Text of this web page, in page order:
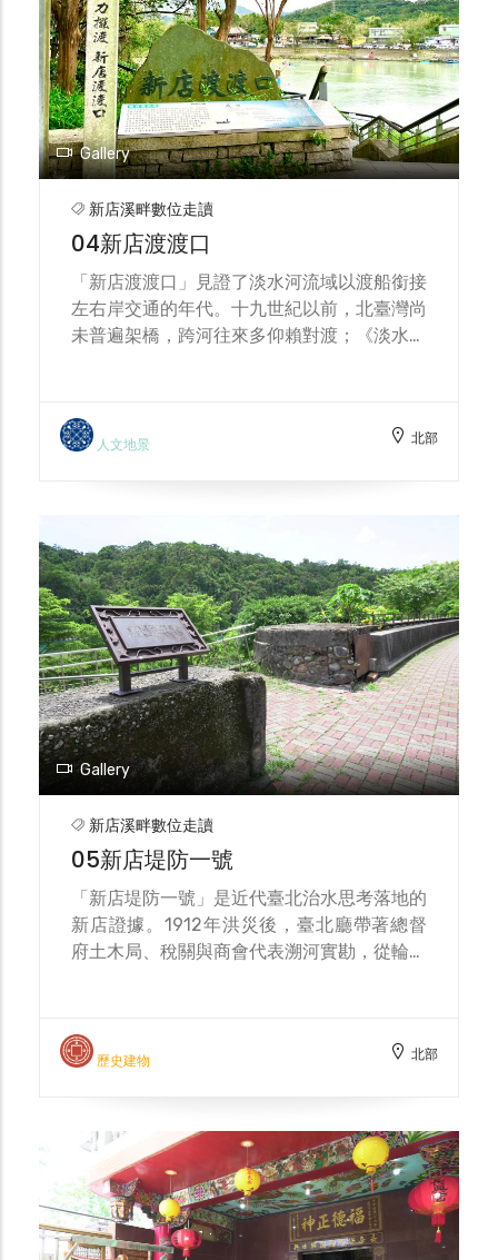
水河右岸水利體系的中樞節點；追索其開圳時
所面對的地勢、潮汐與洪水挑戰，以及隨後透
過制度整合所累積的治理智慧，正是我們理解
「河如何成為資源、城市如何沿水而生」的最
佳入口。
緣化的水利記憶：它曾以「鑿石成腔、借壩抬
水」的技術解答，連結了青潭口的上游清水與
大坪林—大加蚋堡的墾作世界，也見證清代民
間組織、官方制度與日後近代水利的接力。透
過這個點，我們不只讀到一段工程史，更能理
解「為何取上游、如何越地形、如何保證穩定
水頭」這三個關鍵決策，如何一步步把山水變
成可管理的生產力。
圳傳統：自康熙五十八年（1720）通水以
來，濁水溪兩岸長期發展出成熟的石笱製作與
投置產業，材料多取自竹山麻竹、嘉義藤材，
工人作業時亦講求避泥避渦、掌握水窗以確保
安全。 然而，郭錫瑠在世時，青潭口引水工
程仍受限於地形與經費未能完功，遂由其子郭
元芬承接。為籌措巨額工程款項，郭元芬終於
改變父親堅持的選址策略，出售青潭圳頭相關
三十二年（1767）將攔水取口南移至碧潭。
其後逾百年，碧潭一帶仍可見以石笱充當攔水
壩的景象。從現代眼光看，圳頭似應最為堅
固，但清代的實踐恰好相反：與其在上游硬砌
水暴漲時，石笱較易被沖毀，看似脆弱，實則
「以退為進」：一方面避免大量濁急洪流直灌
水工具，更是將「順水性、可逆轉」納入工程
設計的策略—在山水與農作之間，留出可承
擔、可修復的緩衝帶，這正是瑠公圳系統得以
長期運作的關鍵。
Gallery
新店溪畔數位走讀
04新店渡渡口
「新店渡渡口」見證了淡水河流域以渡船銜接
左右岸交通的年代。十九世紀以前，北臺灣尚
未普遍架橋，跨河往來多仰賴對渡；《淡水廳
部社會的重要性。相較於基隆河多由官府介入
管理，新店溪的渡口則以民間經營為主，彈性
屈尺與安坑等山區的關鍵門戶。二十世紀中
葉，新店溪中上游曾先後設有挖仔渡、新店
渡、直潭渡、小粗坑渡、灣潭渡、塗潭渡、爌
窯渡、小坑渡、廣興渡等九個渡口，串聯兩岸
聚落與市集，也承載日常買賣與求學就醫等往
返。隨著公路、橋樑陸續完工，河上對渡逐漸
式微，多數渡口走向凋零；新店渡作為代表性
據點，轉而承擔地方記憶與文化展示的角色。
近年左岸並規劃「文學步道」，以地景解說、
詞章題刻與舊渡船意象，重述「一葉輕舟橫
渡」的百年日常，讓來訪者在滿山青翠與綠波
撐起大臺北南緣的人群流動與生活脈絡。
人文地景 北部
Gallery
新店溪畔數位走讀
05新店堤防一號
「新店堤防一號」是近代臺北治水思考落地的
新店證據。1912年洪災後，臺北廳帶著總督
府土木局、稅關與商會代表溯河實勘，從輪中
「官方×民間」共同參與下成形。雖然輪中堤
僅完成西、南兩側便於1916年停擺，總督府
與支流沿岸陸續增補護岸，但多為零星構造，
直到1920、1924年再度大水，才又推動局部
加強。 新店一帶便是受災最深的現場。1924
年8月初北臺灣連雨五日，新店溪暴漲淹沒碧
潭兩岸，激發了「就地築堤」的緊急工程。總
歷史建物 北部